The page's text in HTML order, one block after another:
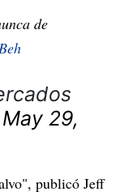
de
May 29,
publicó Jeff